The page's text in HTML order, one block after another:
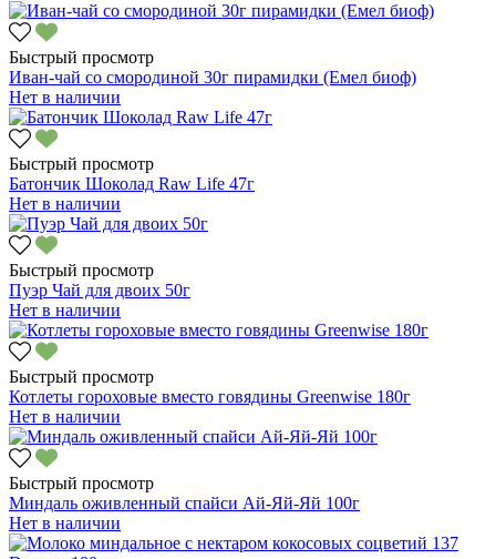
Быстрый просмотр
Иван-чай со смородиной 30г пирамидки (Емел биоф)
Нет в наличии
Быстрый просмотр
Батончик Шоколад Raw Life 47г
Нет в наличии
Быстрый просмотр
Пуэр Чай для двоих 50г
Нет в наличии
Быстрый просмотр
Котлеты гороховые вместо говядины Greenwise 180г
Нет в наличии
Быстрый просмотр
Миндаль оживленный спайси Ай-Яй-Яй 100г
Нет в наличии